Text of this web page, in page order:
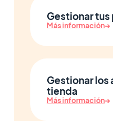
Gestionar
Más información→
Gestionar los
tienda
Más información→